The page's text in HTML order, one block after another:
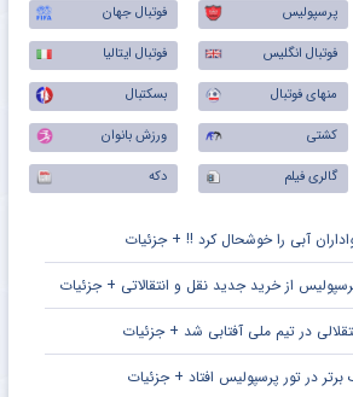
پرسپولیس
فوتبال جهان
فوتبال انگلیس
فوتبال ایتالیا
منهای فوتبال
بسکتبال
کشتی
ورزش بانوان
گالری فیلم دکه
آبی را خوشحال کرد !! + جزئیات
از خرید جدید نقل و انتقالاتی + جزئیات
در تیم ملی آفتابی شد + جزئیات
در تور پرسپولیس افتاد + جزئیات